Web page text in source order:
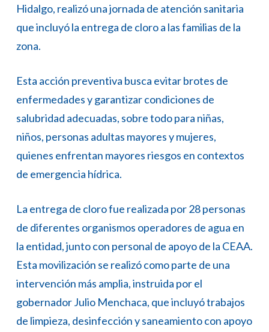
Hidalgo, realizó una jornada de atención sanitaria
que incluyó la entrega de cloro a las familias de la
zona.
Esta acción preventiva busca evitar brotes de
enfermedades y garantizar condiciones de
salubridad adecuadas, sobre todo para niñas,
niños, personas adultas mayores y mujeres,
quienes enfrentan mayores riesgos en contextos
de emergencia hídrica.
La entrega de cloro fue realizada por 28 personas
de diferentes organismos operadores de agua en
la entidad, junto con personal de apoyo de la CEAA.
Esta movilización se realizó como parte de una
intervención más amplia, instruida por el
gobernador Julio Menchaca, que incluyó trabajos
de limpieza, desinfección y saneamiento con apoyo